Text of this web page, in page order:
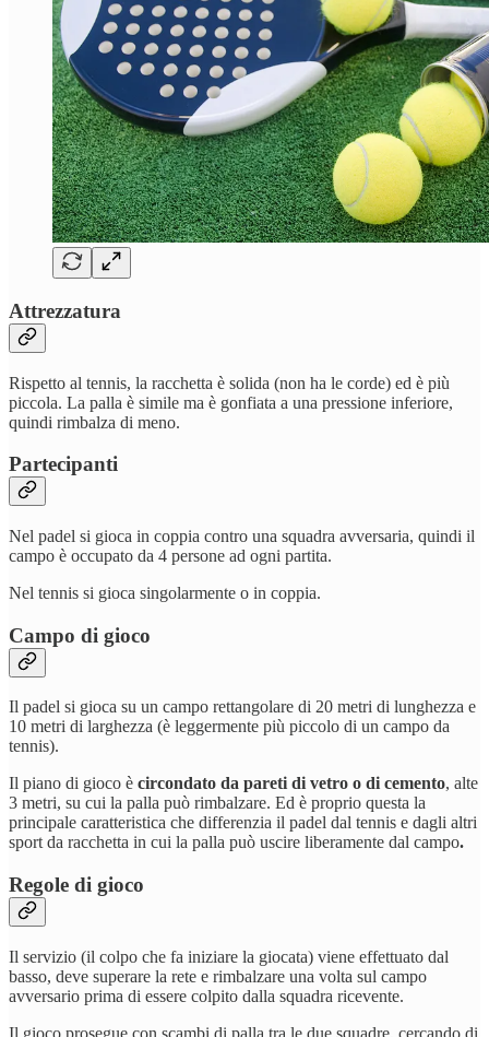
Attrezzatura
Rispetto al tennis, la racchetta è solida (non ha le corde) ed è più
piccola. La palla è simile ma è gonfiata a una pressione inferiore,
quindi rimbalza di meno.
Partecipanti
Nel padel si gioca in coppia contro una squadra avversaria, quindi il
campo è occupato da 4 persone ad ogni partita.
Nel tennis si gioca singolarmente o in coppia.
Campo di gioco
Il padel si gioca su un campo rettangolare di 20 metri di lunghezza e
10 metri di larghezza (è leggermente più piccolo di un campo da
tennis).
Il piano di gioco è circondato da pareti di vetro o di cemento, alte
3 metri, su cui la palla può rimbalzare. Ed è proprio questa la
principale caratteristica che differenzia il padel dal tennis e dagli altri
sport da racchetta in cui la palla può uscire liberamente dal campo.
Regole di gioco
Il servizio (il colpo che fa iniziare la giocata) viene effettuato dal
basso, deve superare la rete e rimbalzare una volta sul campo
avversario prima di essere colpito dalla squadra ricevente.
Il gioco prosegue con scambi di palla tra le due squadre, cercando di